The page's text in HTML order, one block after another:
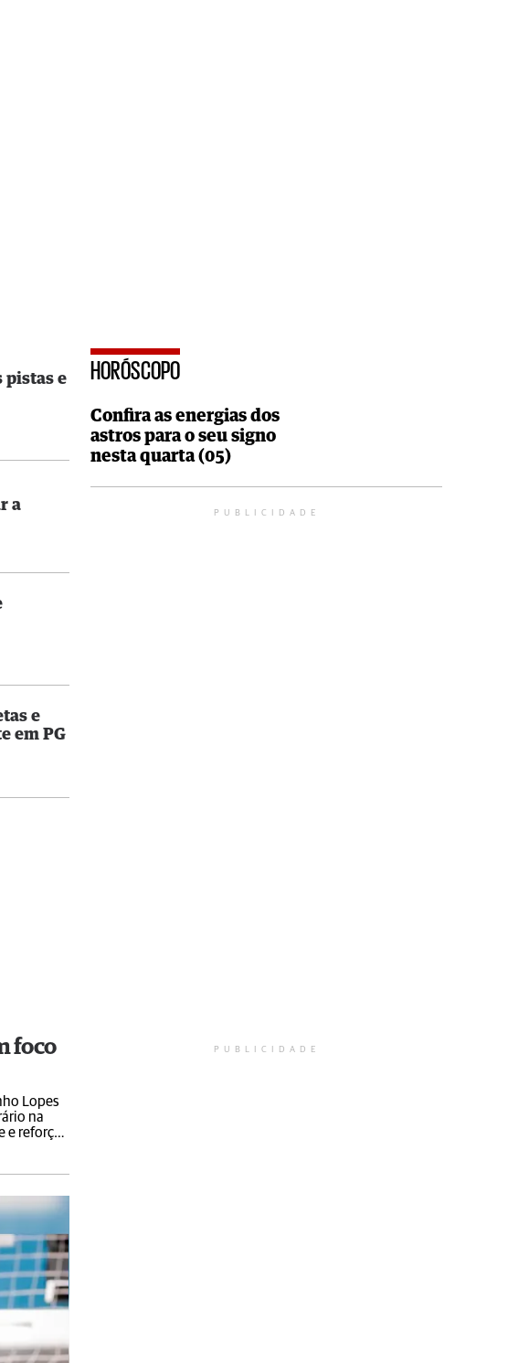
pistas e
a
e
em PG
HORÓSCOPO
Confira as energias dos
astros para o seu signo
nesta quarta (05)
PUBLICIDADE
foco
Lopes
na
e reforçou
PUBLICIDADE